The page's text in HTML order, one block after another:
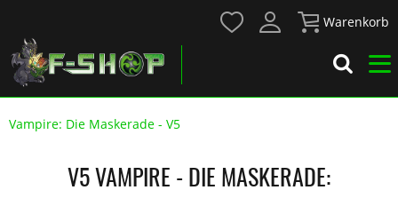
Warenkorb
Vampire: Die Maskerade - V5
V5 VAMPIRE - DIE MASKERADE: